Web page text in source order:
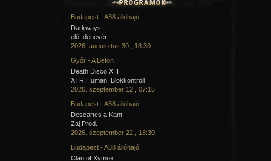
Budapest - A38 állóhajó
Darkways
elő: denevér
2026. augusztus 30., 18:30
Győr - A Beton
Death Disco XIII
XTR Human, Blokkontroll
2026. szeptember 12., 07:15
Budapest - A38 állóhajó
Descartes a Kant
Zaj Prod.
2026. szeptember 22., 18:30
Budapest - A38 állóhajó
Clan of Xymox